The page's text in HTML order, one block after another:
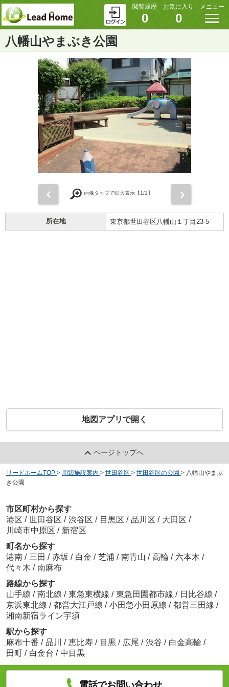
閲覧履歴
0
お気に入り
0
メニュー
八幡山やまぶき公園
画像タップで拡大表示【1/1】
所在地 東京都世田谷区八幡山１丁目23-5
地図アプリで開く
ページトップへ
リードホームTOP > 周辺施設案内 > 世田谷区 > 世田谷区の公園 > 八幡山やまぶ
き公園
市区町村から探す
港区 / 世田谷区 / 渋谷区 / 目黒区 / 品川区 / 大田区 /
川崎市中原区 / 新宿区
町名から探す
港南 / 三田 / 赤坂 / 白金 / 芝浦 / 南青山 / 高輪 / 六本木 /
代々木 / 南麻布
路線から探す
山手線 / 南北線 / 東急東横線 / 東急田園都市線 / 日比谷線 /
京浜東北線 / 都営大江戸線 / 小田急小田原線 / 都営三田線 /
湘南新宿ライン宇須
駅から探す
麻布十番 / 品川 / 恵比寿 / 目黒 / 広尾 / 渋谷 / 白金高輪 /
田町 / 白金台 / 中目黒
電話でお問い合わせ